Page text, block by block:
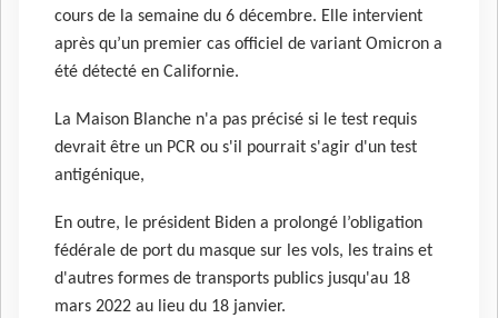
cours de la semaine du 6 décembre. Elle intervient
après qu’un premier cas officiel de variant Omicron a
été détecté en Californie.
La Maison Blanche n'a pas précisé si le test requis
devrait être un PCR ou s'il pourrait s'agir d'un test
antigénique,
En outre, le président Biden a prolongé l’obligation
fédérale de port du masque sur les vols, les trains et
d'autres formes de transports publics jusqu'au 18
mars 2022 au lieu du 18 janvier.